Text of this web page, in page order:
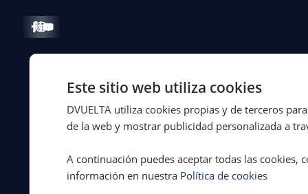
Facebook-
f
X-
twitter
Instagram
Linkedin-
in
Youtube
© 2026 Dvuelta
Asistencia Legal
S.L. | España
Aviso legal·
Privacidad ·
Cookies·
Términos y
Este sitio web utiliza cookies
DVUELTA utiliza cookies propias y de terceros
de la web y mostrar publicidad personalizada a
A continuación puedes aceptar todas las cookies,
información en nuestra Política de cookies